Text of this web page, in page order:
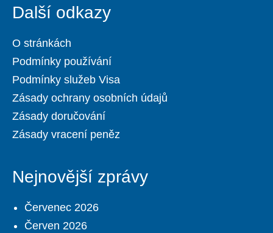
Další odkazy
O stránkách
Podmínky používání
Podmínky služeb Visa
Zásady ochrany osobních údajů
Zásady doručování
Zásady vracení peněz
Nejnovější zprávy
Červenec 2026
Červen 2026